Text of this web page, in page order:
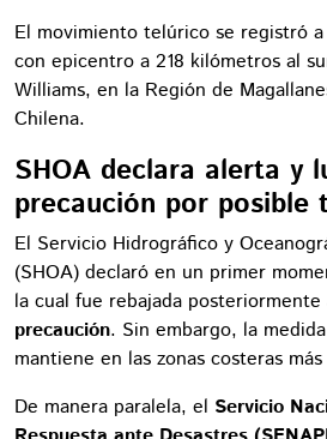
El movimiento telúrico se registró
con epicentro a 218 kilómetros al
Williams, en la Región de
Chilena.
SHOA declara alerta y
precaución por posible
El Servicio Hidrográfico y
(SHOA) declaró en un primer
la cual fue rebajada posteriormente
precaución. Sin embargo, la
mantiene en las zonas costeras
De manera paralela, el Servicio